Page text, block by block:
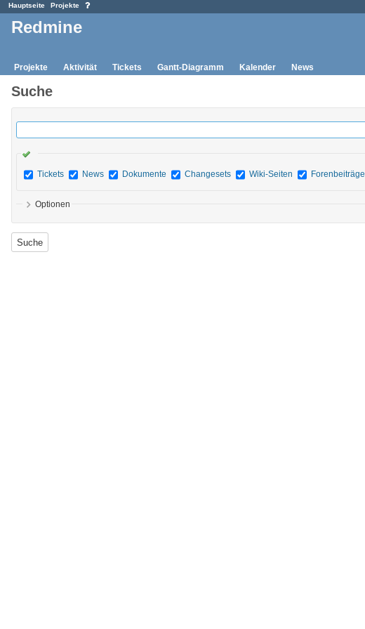
Hauptseite Projekte
Redmine
Projekte Aktivität Tickets Gantt-Diagramm Kalender News
Suche
Tickets News Dokumente Changesets Wiki-Seiten Forenbeiträge
Optionen